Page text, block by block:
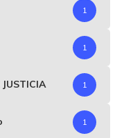
1
1
1
1